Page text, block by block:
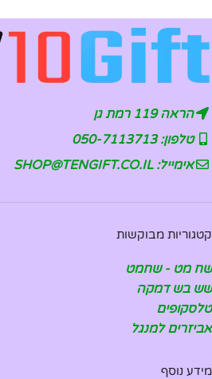
הראה 119 רמת גן
טלפון: 050-7113713
אימייל: SHOP@TENGIFT.CO.IL
קטגוריות מבוקשות
שח מט - שחמט
שש בש דמקה
טלסקופים
אביזרים למנגל
מידע נוסף